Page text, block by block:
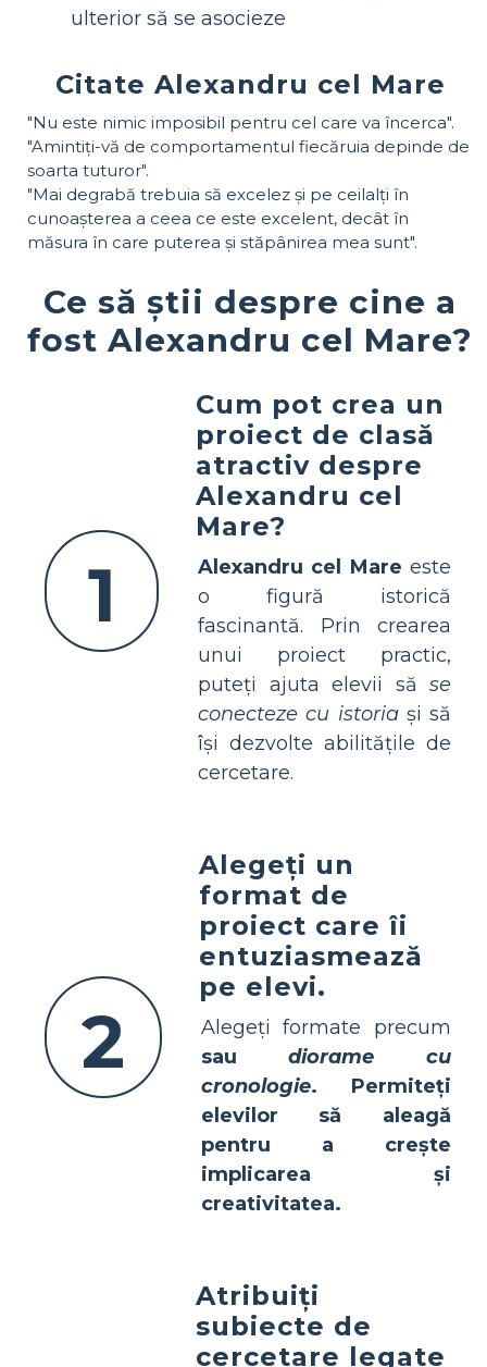
ulterior să se asocieze
Citate Alexandru cel Mare
"Nu este nimic imposibil pentru cel care va încerca".
"Amintiți-vă de comportamentul fiecăruia depinde de
soarta tuturor".
"Mai degrabă trebuia să excelez și pe ceilalți în
cunoașterea a ceea ce este excelent, decât în ​​
măsura în care puterea și stăpânirea mea sunt".
Ce să știi despre cine a
fost Alexandru cel Mare?
1
Cum pot crea un
proiect de clasă
atractiv despre
Alexandru cel
Mare?
Alexandru cel Mare este
o figură istorică
fascinantă. Prin crearea
unui proiect practic,
puteți ajuta elevii să se
conecteze cu istoriași să
își dezvolte abilitățile de
cercetare.
2
Alegeți un
format de
proiect care îi
entuziasmează
pe elevi.
Alegeți formate precum
saudiorame cu
cronologie. Permiteți
elevilor să aleagă
pentru a crește
implicarea și
creativitatea.
Atribuiți
subiecte de
cercetare legate